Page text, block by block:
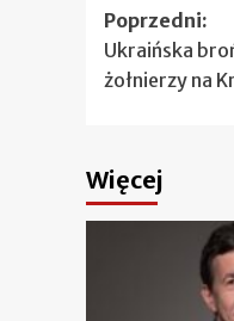
Zobacz
wpisy
Poprzedni:
Ukraińska
żołnierzy na
Więcej